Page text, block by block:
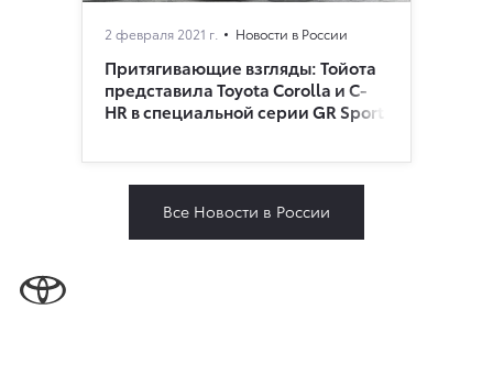
2 февраля 2021 г. Новости в России
Притягивающие взгляды: Тойота
представила Toyota Corolla и C-
HR в специальной серии GR Sport
Все Новости в России